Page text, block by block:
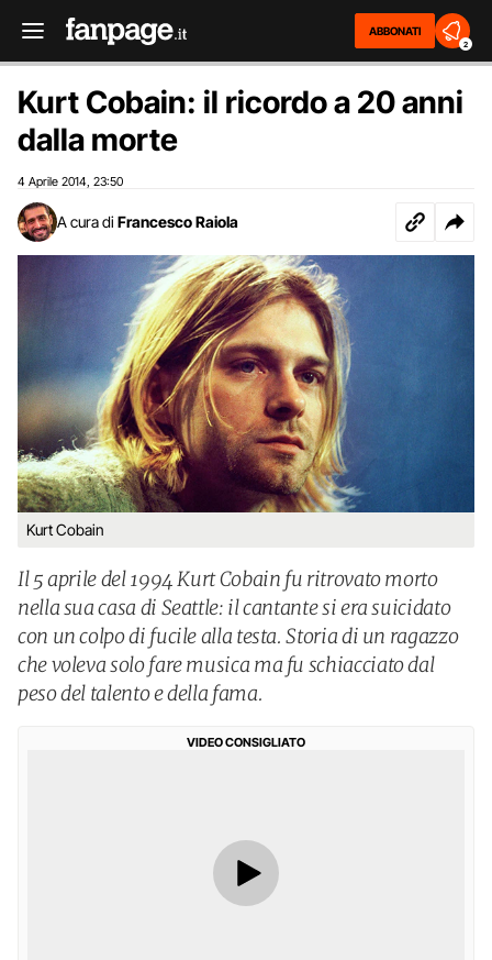
ABBONATI
2
Kurt Cobain: il ricordo a 20 anni
dalla morte
4 Aprile 2014 23:50
A cura di Francesco Raiola
Kurt Cobain
Il 5 aprile del 1994 Kurt Cobain fu ritrovato morto
nella sua casa di Seattle: il cantante si era suicidato
con un colpo di fucile alla testa. Storia di un ragazzo
che voleva solo fare musica ma fu schiacciato dal
peso del talento e della fama.
VIDEO CONSIGLIATO